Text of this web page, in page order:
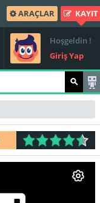
ARAÇLAR KAYIT
Hoşgeldin !
Giriş Yap